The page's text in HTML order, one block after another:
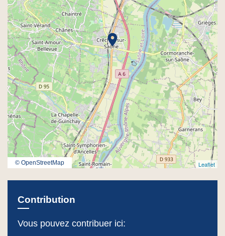
location_on
Leaflet
© OpenStreetMap
Contribution
Vous pouvez contribuer ici: